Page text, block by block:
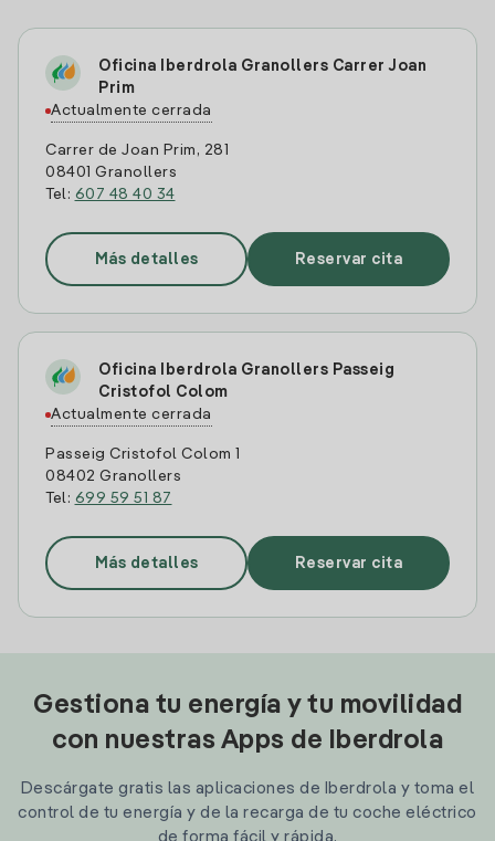
Oficina Iberdrola Granollers Carrer Joan
Prim
Actualmente cerrada
Carrer de Joan Prim, 281
08401 Granollers
Tel: 607 48 40 34
Más detalles Reservar cita
Oficina Iberdrola Granollers Passeig
Cristofol Colom
Actualmente cerrada
Passeig Cristofol Colom 1
08402 Granollers
Tel: 699 59 51 87
Más detalles Reservar cita
Gestiona tu energía y tu movilidad
con nuestras Apps de Iberdrola
Descárgate gratis las aplicaciones de Iberdrola y toma el
control de tu energía y de la recarga de tu coche eléctrico
de forma fácil y rápida.